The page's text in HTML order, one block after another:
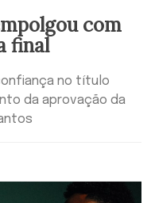
com
final
no título
da aprovação da